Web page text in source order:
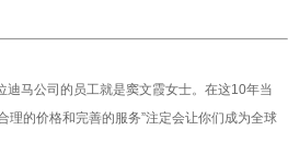
马公司的员工就是窦文霞女士。在这10年当
理的价格和完善的服务”注定会让你们成为全球